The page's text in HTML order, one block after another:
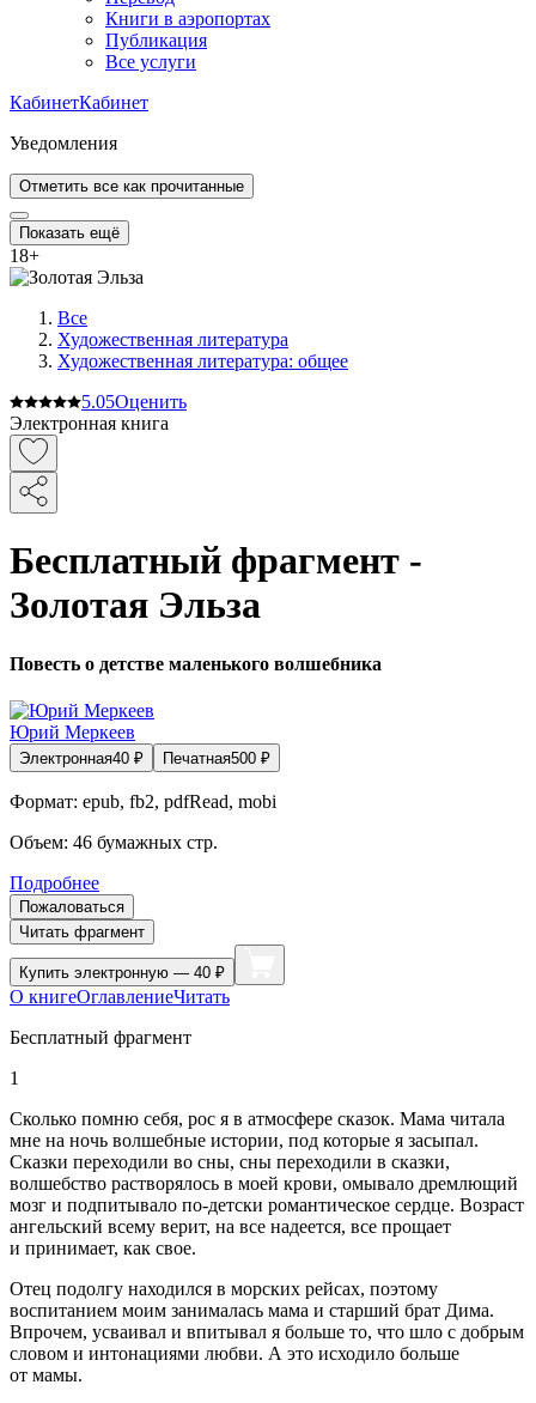
Книги в аэропортах
Публикация
Все услуги
КабинетКабинет
Уведомления
Отметить все как прочитанные
Показать ещё
18+
Все
Художественная литература
Художественная литература: общее
5.05Оценить
Электронная книга
Бесплатный фрагмент -
Золотая Эльза
Повесть о детстве маленького волшебника
Юрий Меркеев
Электронная40 ₽ Печатная500 ₽
Формат: epub, fb2, pdfRead, mobi
Объем: 46 бумажных стр.
Подробнее
Пожаловаться
Читать фрагмент
Купить электронную — 40 ₽
О книгеОглавлениеЧитать
Бесплатный фрагмент
1
Сколько помню себя, рос я в атмосфере сказок. Мама читала
мне на ночь волшебные истории, под которые я засыпал.
Сказки переходили во сны, сны переходили в сказки,
волшебство растворялось в моей крови, омывало дремлющий
мозг и подпитывало по-детски романтическое сердце. Возраст
ангельский всему верит, на все надеется, все прощает
и принимает, как свое.
Отец подолгу находился в морских рейсах, поэтому
воспитанием моим занималась мама и старший брат Дима.
Впрочем, усваивал и впитывал я больше то, что шло с добрым
словом и интонациями любви. А это исходило больше
от мамы.